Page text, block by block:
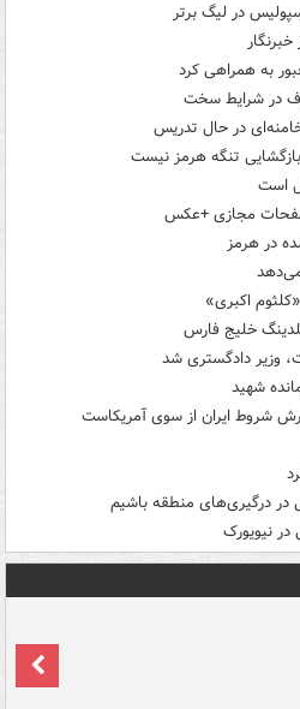
در لیگ برتر
به همراهی کرد
در شرایط سخت
در حال تدریس
تنگه هرمز نیست
است
مجازی +عکس
در هرمز
می‌دهد
وزیر دادگستری شد
شهید
شروط ایران از سوی آمریکاست
در درگیری‌های منطقه باشیم
نیویورک